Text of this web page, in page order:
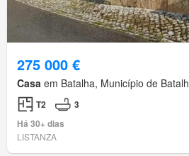
275 000 €
Casa em Batalha, Município de
T2
3
Há 30+ dias
LISTANZA